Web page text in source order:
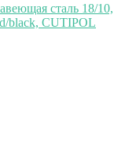
сталь 18/10,
black, CUTIPOL